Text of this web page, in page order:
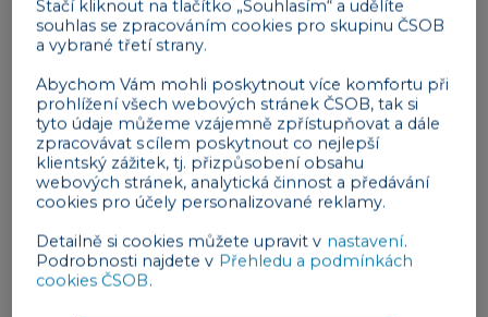
V případě, že však tyto informace spojíte s vizuálním
obsahem, lidé si z nich po třech dnech vybaví až 65
Tipy na 5 online grafických nástrojů
S pomocípěti online grafických nástrojů
vám představíme, dokážete vytvořit trendy vizuály
pro vaše webové stránky a sociální sítě bez nutnosti
hlubší znalosti grafiky.
Canva
Stačí kliknout na tlačítko „Souhlasím“ a udělíte
souhlas se zpracováním cookies pro skupinu ČSOB
a vybrané třetí strany.
Abychom Vám mohli poskytnout více komfortu při
prohlížení všech webových stránek ČSOB, tak si
tyto údaje můžeme vzájemně zpřístupňovat a dále
zpracovávat s cílem poskytnout co nejlepší
klientský zážitek, tj. přizpůsobení obsahu
webových stránek, analytická činnost a předávání
cookies pro účely personalizované reklamy.
Detailně si cookies můžete upravit v nastavení.
Podrobnosti najdete v Přehledu a podmínkách
cookies ČSOB.